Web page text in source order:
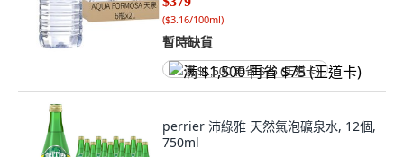
($3.16/100ml)
暫時缺貨
满 $1,500 再省 $75 (王道卡)
perrier 沛綠雅 天然氣泡礦泉水, 12個,
750ml